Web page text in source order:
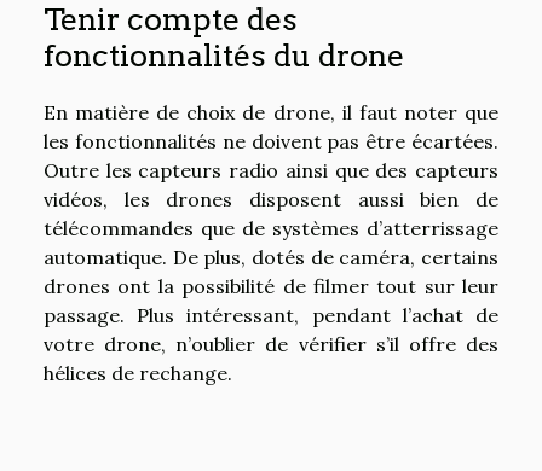
Tenir compte des
fonctionnalités du drone
En matière de choix de drone, il faut noter que
les fonctionnalités ne doivent pas être écartées.
Outre les capteurs radio ainsi que des capteurs
vidéos, les drones disposent aussi bien de
télécommandes que de systèmes d’atterrissage
automatique. De plus, dotés de caméra, certains
drones ont la possibilité de filmer tout sur leur
passage. Plus intéressant, pendant l’achat de
votre drone, n’oublier de vérifier s’il offre des
hélices de rechange.